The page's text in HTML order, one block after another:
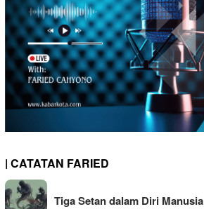
| CATATAN FARIED
Tiga Setan dalam Diri Manusia